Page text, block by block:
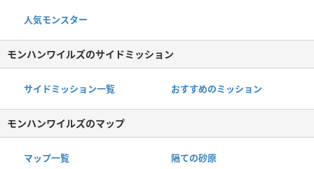
人気モンスター
モンハンワイルズのサイドミッション
サイドミッション一覧 おすすめのミッション
モンハンワイルズのマップ
マップ一覧 隔ての砂原